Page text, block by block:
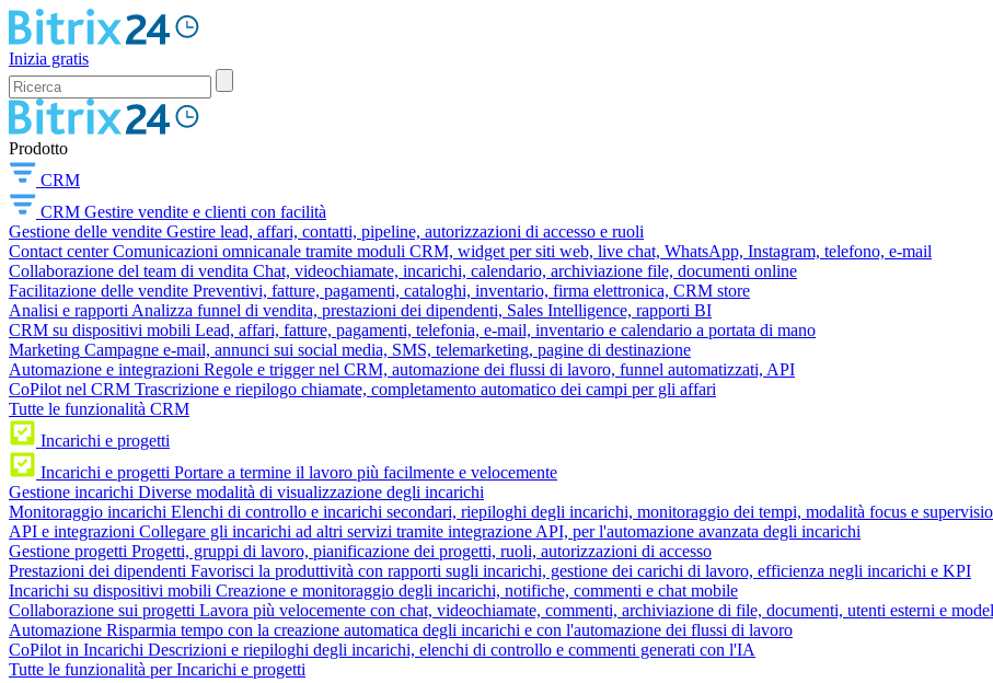
Inizia gratis
Prodotto
CRM
CRM Gestire vendite e clienti con facilità
Gestione delle vendite Gestire lead, affari, contatti, pipeline, autorizzazioni di accesso e ruoli
Contact center Comunicazioni omnicanale tramite moduli CRM, widget per siti web, live chat, WhatsApp, Instagram, telefono, e-mail
Collaborazione del team di vendita Chat, videochiamate, incarichi, calendario, archiviazione file, documenti online
Facilitazione delle vendite Preventivi, fatture, pagamenti, cataloghi, inventario, firma elettronica, CRM store
Analisi e rapporti Analizza funnel di vendita, prestazioni dei dipendenti, Sales Intelligence, rapporti BI
CRM su dispositivi mobili Lead, affari, fatture, pagamenti, telefonia, e-mail, inventario e calendario a portata di mano
Marketing Campagne e-mail, annunci sui social media, SMS, telemarketing, pagine di destinazione
Automazione e integrazioni Regole e trigger nel CRM, automazione dei flussi di lavoro, funnel automatizzati, API
CoPilot nel CRM Trascrizione e riepilogo chiamate, completamento automatico dei campi per gli affari
Tutte le funzionalità CRM
Incarichi e progetti
Incarichi e progetti Portare a termine il lavoro più facilmente e velocemente
Gestione incarichi Diverse modalità di visualizzazione degli incarichi
Monitoraggio incarichi Elenchi di controllo e incarichi secondari, riepiloghi degli incarichi, monitoraggio dei tempi, modalità focus e
API e integrazioni Collegare gli incarichi ad altri servizi tramite integrazione API, per l'automazione avanzata degli incarichi
Gestione progetti Progetti, gruppi di lavoro, pianificazione dei progetti, ruoli, autorizzazioni di accesso
Prestazioni dei dipendenti Favorisci la produttività con rapporti sugli incarichi, gestione dei carichi di lavoro, efficienza negli incarichi e KPI
Incarichi su dispositivi mobili Creazione e monitoraggio degli incarichi, notifiche, commenti e chat mobile
Collaborazione sui progetti Lavora più velocemente con chat, videochiamate, commenti, archiviazione di file, documenti, utenti esterni e
Automazione Risparmia tempo con la creazione automatica degli incarichi e con l'automazione dei flussi di lavoro
CoPilot in Incarichi Descrizioni e riepiloghi degli incarichi, elenchi di controllo e commenti generati con l'IA
Tutte le funzionalità per Incarichi e progetti